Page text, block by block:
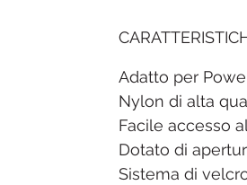
Adatto per
Nylon di alta
Facile accesso
Dotato di
Sistema di